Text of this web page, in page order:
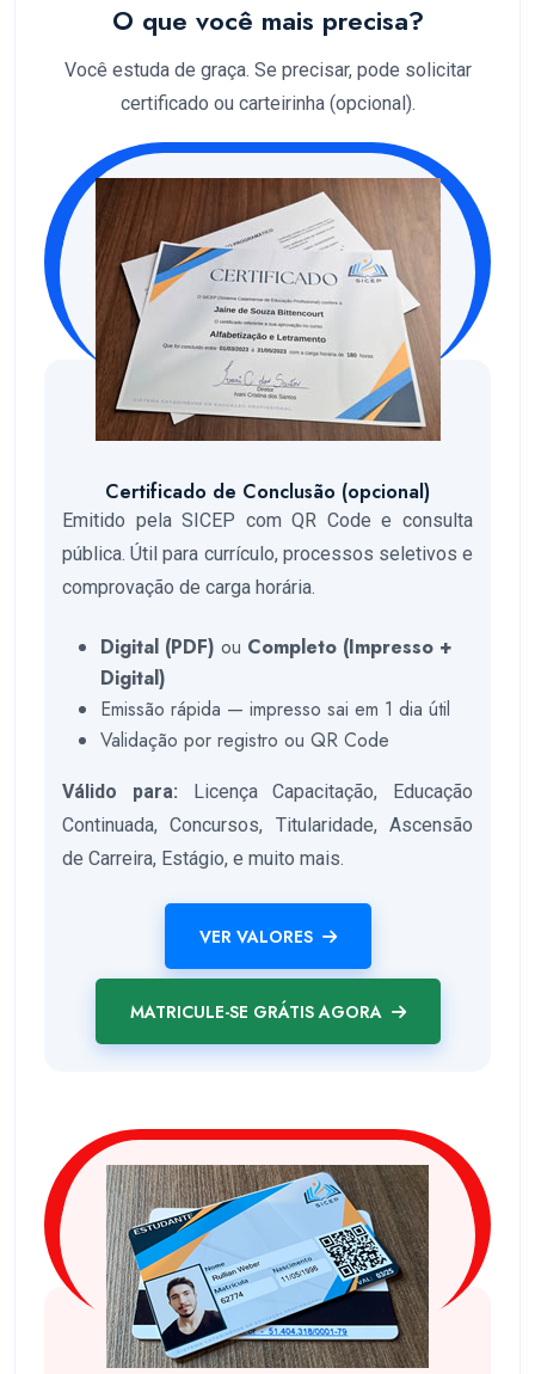
O que você mais precisa?
Você estuda de graça. Se precisar, pode solicitar
certificado ou carteirinha (opcional).
Certificado de Conclusão (opcional)
Emitido pela SICEP com QR Code e consulta
pública. Útil para currículo, processos seletivos e
comprovação de carga horária.
Digital (PDF) ou Completo (Impresso +
Digital)
Emissão rápida — impresso sai em 1 dia útil
Validação por registro ou QR Code
Válido para: Licença Capacitação, Educação
Continuada, Concursos, Titularidade, Ascensão
de Carreira, Estágio, e muito mais.
VER VALORES
MATRICULE-SE GRÁTIS AGORA